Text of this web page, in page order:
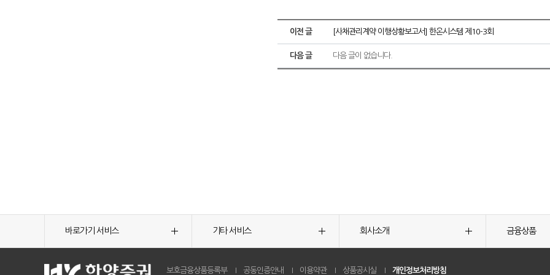
이전 글 [사채관리계약 이행상황보고서] 한온시스템 제10-3회
다음 글 다음 글이 없습니다.
바로가기 서비스 기타 서비스 회사소개 금융상품
보호금융상품등록부 공동인증안내 이용약관 상품공시실 개인정보처리방침